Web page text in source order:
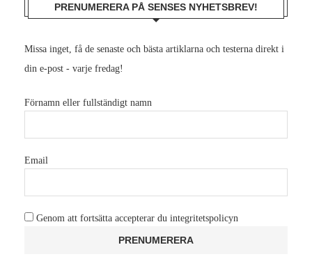
PRENUMERERA PÅ SENSES NYHETSBREV!
Missa inget, få de senaste och bästa artiklarna och testerna direkt i
din e-post - varje fredag!
Förnamn eller fullständigt namn
Email
Genom att fortsätta accepterar du integritetspolicyn